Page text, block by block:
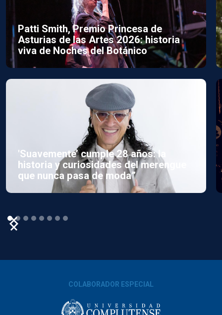
Patti Smith, Premio Princesa de
Asturias de las Artes 2026: historia
viva de Noches del Botánico
'Suavemente’ cumple 28 años: la
historia y curiosidades del merengue
que nunca pasa de moda”
COLABORADOR ESPECIAL